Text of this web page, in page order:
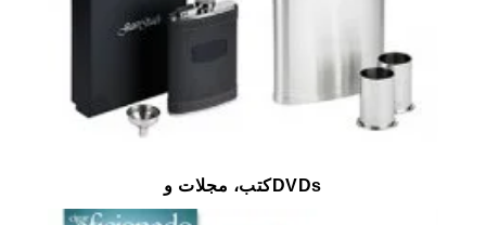
كتب، مجلات وDVDs